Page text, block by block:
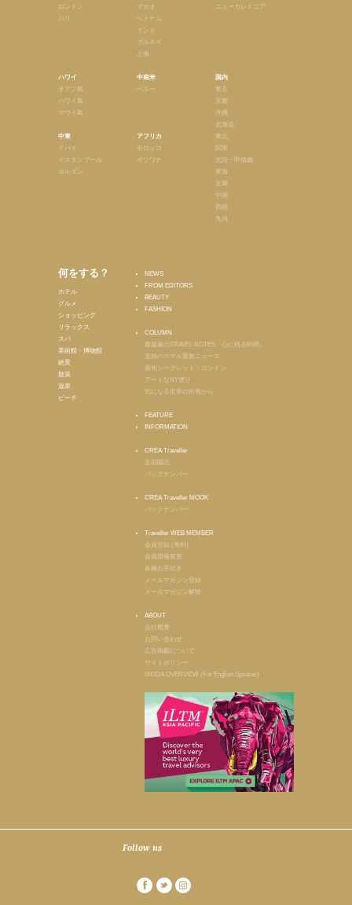
ロンドン
パリ
ハワイ
オアフ島
ハワイ島
マウイ島
中東
ドバイ
イスタンブール
ヨルダン
マカオ
ベトナム
インド
ブルネイ
上海
中南米
ペルー
アフリカ
モロッコ
ボツワナ
ニューカレドニア
国内
東京
京都
沖縄
北海道
東北
関東
北陸・甲信越
東海
近畿
中国
四国
九州
何をする？
ホテル
グルメ
ショッピング
リラックス
スパ
美術館・博物館
絶景
散策
温泉
ビーチ
NEWS
FROM EDITORS
BEAUTY
FASHION
COLUMN
齋藤薫のTRAVEL NOTES「心に残る時間」
至福のホテル最新ニュース
最旬シークレット・ロンドン
アートなNY便り
気になる世界の街角から
FEATURE
INFORMATION
CREA Traveller
定期購読
バックナンバー
CREA Traveller MOOK
バックナンバー
Traveller WEB MEMBER
会員登録 (無料)
会員情報変更
各種お手続き
メールマガジン登録
メールマガジン解除
ABOUT
会社概要
お問い合わせ
広告掲載について
サイトポリシー
MEIDA OVERVIEW (For English Speaker)
Follow us